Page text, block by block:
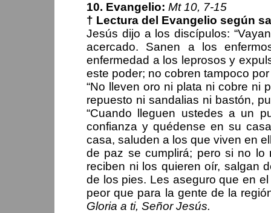
10. Evangelio: Mt 10, 7-15
† Lectura del Evangelio según
Jesús dijo a los discípulos:
acercado. Sanen a los
enfermedad a los leprosos y
este poder; no cobren tampoco
“No lleven oro ni plata ni cobre ni
repuesto ni sandalias ni bastón,
“Cuando lleguen ustedes a un
confianza y quédense en su
casa, saluden a los que viven en
de paz se cumplirá; pero si no lo
reciben ni los quieren oír, salgan
de los pies. Les aseguro que en
peor que para la gente de la
Gloria a ti, Señor Jesús.